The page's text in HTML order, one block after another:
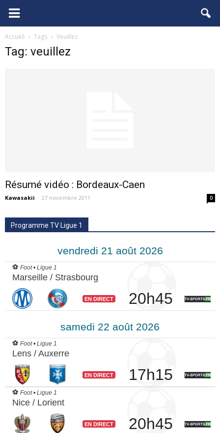
FCGB.net
Accueil Tags Veuillez
Tag: veuillez
Résumé vidéo : Bordeaux-Caen
Kawasakii - 27 novembre 2011 0
Programme TV Ligue 1